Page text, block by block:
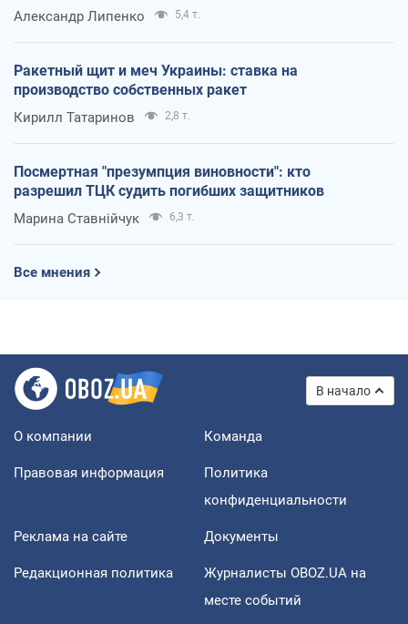
Александр Липенко 5,4 т.
Ракетный щит и меч Украины: ставка на
производство собственных ракет
Кирилл Татаринов 2,8 т.
Посмертная "презумпция виновности": кто
разрешил ТЦК судить погибших защитников
Марина Ставнійчук 6,3 т.
Все мнения
В начало
О компании Команда
Правовая информация
Политика
конфиденциальности
Реклама на сайте Документы
Редакционная политика
Журналисты OBOZ.UA на
месте событий